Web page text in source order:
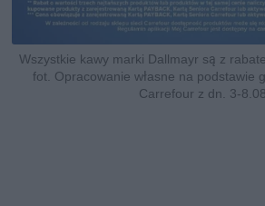
Wszystkie kawy marki Dallmayr są z
fot. Opracowanie własne na podstawie
Carrefour z dn. 3-8.08